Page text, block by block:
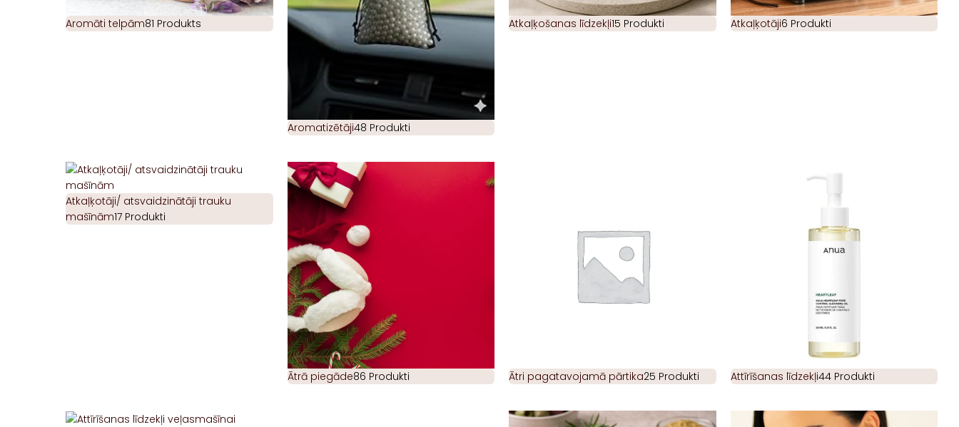
Aromāti telpām81 Produkts
Aromatizētāji48 Produkti
Atkaļķošanas līdzekļi15 Produkti Atkaļķotāji6 Produkti
Atkaļķotāji/ atsvaidzinātāji trauku
mašīnām17 Produkti
Ātrā piegāde86 Produkti Ātri pagatavojamā pārtika25 Produkti Attīrīšanas līdzekļi44 Produkti